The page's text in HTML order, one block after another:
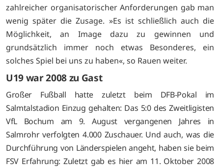
zahlreicher organisatorischer Anforderungen gab man
wenig später die Zusage. »Es ist schließlich auch die
Möglichkeit, an Image dazu zu gewinnen und
grundsätzlich immer noch etwas Besonderes, ein
solches Spiel bei uns zu haben«, so Rauen weiter.
U19 war 2008 zu Gast
Großer Fußball hatte zuletzt beim DFB-Pokal im
Salmtalstadion Einzug gehalten: Das 5:0 des Zweitligisten
VfL Bochum am 9. August vergangenen Jahres in
Salmrohr verfolgten 4.000 Zuschauer. Und auch, was die
Durchführung von Länderspielen angeht, haben sie beim
FSV Erfahrung: Zuletzt gab es hier am 11. Oktober 2008